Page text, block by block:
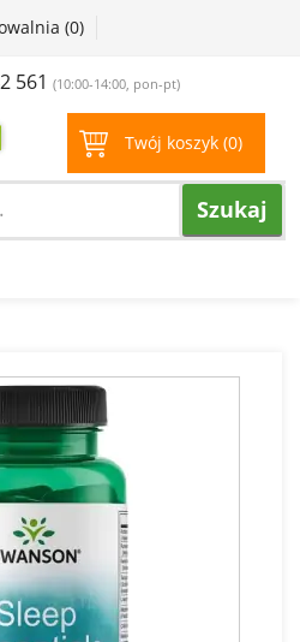
(0)
561 (10:00-14:00, pon-pt)
Twój koszyk (0)
Szukaj